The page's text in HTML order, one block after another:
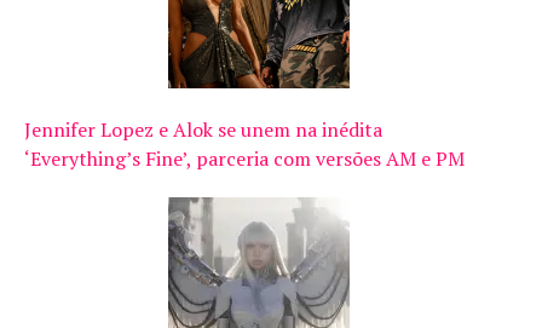
Jennifer Lopez e Alok se unem na inédita
‘Everything’s Fine’, parceria com versões AM e PM